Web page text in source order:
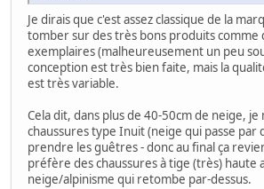
Je dirais que c'est assez classique de la
tomber sur des très bons produits comme
exemplaires (malheureusement un peu
conception est très bien faite, mais la
est très variable.
Cela dit, dans plus de 40-50cm de neige, je
chaussures type Inuit (neige qui passe par
prendre les guêtres - donc au final ça
préfère des chaussures à tige (très) haute
neige/alpinisme qui retombe par-dessus.